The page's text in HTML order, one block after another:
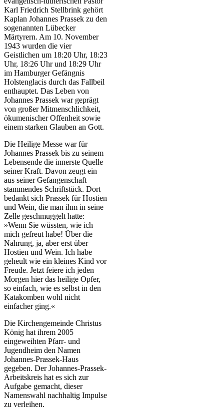
Karl Friedrich Stellbrink gehört
Kaplan Johannes Prassek zu den
sogenannten Lübecker
Märtyrern. Am 10. November
1943 wurden die vier
Geistlichen um 18:20 Uhr, 18:23
Uhr, 18:26 Uhr und 18:29 Uhr
im Hamburger Gefängnis
Holstenglacis durch das Fallbeil
enthauptet. Das Leben von
Johannes Prassek war geprägt
von großer Mitmenschlichkeit,
ökumenischer Offenheit sowie
einem starken Glauben an Gott.
Die Heilige Messe war für
Johannes Prassek bis zu seinem
Lebensende die innerste Quelle
seiner Kraft. Davon zeugt ein
aus seiner Gefangenschaft
stammendes Schriftstück. Dort
bedankt sich Prassek für Hostien
und Wein, die man ihm in seine
Zelle geschmuggelt hatte:
»Wenn Sie wüssten, wie ich
mich gefreut habe! Über die
Nahrung, ja, aber erst über
Hostien und Wein. Ich habe
geheult wie ein kleines Kind vor
Freude. Jetzt feiere ich jeden
Morgen hier das heilige Opfer,
so einfach, wie es selbst in den
Katakomben wohl nicht
einfacher ging.«
Die Kirchengemeinde Christus
König hat ihrem 2005
eingeweihten Pfarr- und
Jugendheim den Namen
Johannes-Prassek-Haus
gegeben. Der Johannes-Prassek-
Arbeitskreis hat es sich zur
Aufgabe gemacht, dieser
Namenswahl nachhaltig Impulse
zu verleihen.